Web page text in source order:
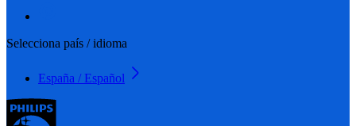
Selecciona país / idioma
España / Español